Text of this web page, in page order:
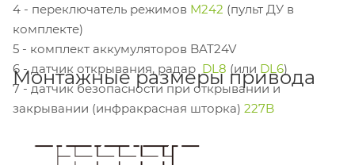
4 - переключатель режимов M242 (пульт ДУ в
комплекте)
5 - комплект аккумуляторов BAT24V
6 - датчик открывания, радар DL8 (или DL6)
7 - датчик безопасности при открывании и
закрывании (инфракрасная шторка) 227B
Монтажные размеры привода